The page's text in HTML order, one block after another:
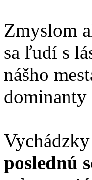
Zmyslom
sa ľudí s
nášho
dominanty
poslednú